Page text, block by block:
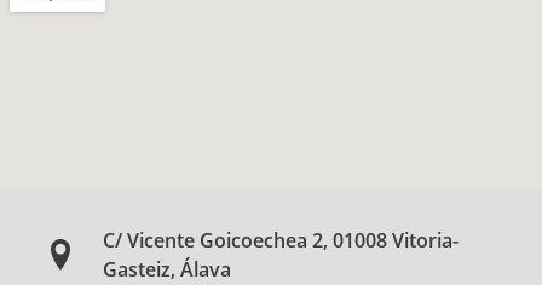
C/ Vicente Goicoechea 2, 01008 Vitoria-
Gasteiz, Álava